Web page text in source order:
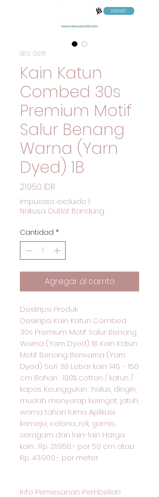
SKU: 0061
Kain Katun
Combed 30s
Premium Motif
Salur Benang
Warna (Yarn
Dyed) 1B
21.950 IDR
Impuesto excluido
Nakusa Outlet Bandung
Cantidad *
Agregar al carrito
Deskripsi Produk
Deskripsi Kain Katun Combed
30s Premium Motif Salur Benang
Warna (Yarn Dyed) 1B Kain Katun
Motif Benang Berwarna (Yarn
Dyed) Seri 30 Lebar kain: 145 - 150
cm Bahan : 100% cotton / katun /
kapas Keunggulan : halus, dingin,
mudah menyerap keringat, jatuh,
warna tahan lama Aplikasi:
kemeja, celana, rok, gamis,
seragam dan lain-lain Harga
kain : Rp. 21.950,- per 50 cm atau
Rp. 43.900,- per meter
Info Pemesanan: Pembelian